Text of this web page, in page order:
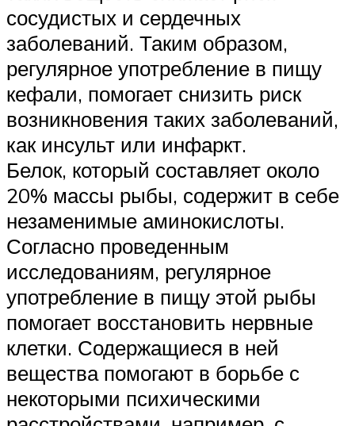
сосудистых и сердечных
заболеваний. Таким образом,
регулярное употребление в пищу
кефали, помогает снизить риск
возникновения таких заболеваний,
как инсульт или инфаркт.
Белок, который составляет около
20% массы рыбы, содержит в себе
незаменимые аминокислоты.
Согласно проведенным
исследованиям, регулярное
употребление в пищу этой рыбы
помогает восстановить нервные
клетки. Содержащиеся в ней
вещества помогают в борьбе с
некоторыми психическими